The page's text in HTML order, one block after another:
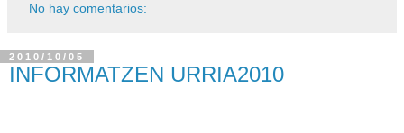
No hay comentarios:
2010/10/05
INFORMATZEN URRIA2010